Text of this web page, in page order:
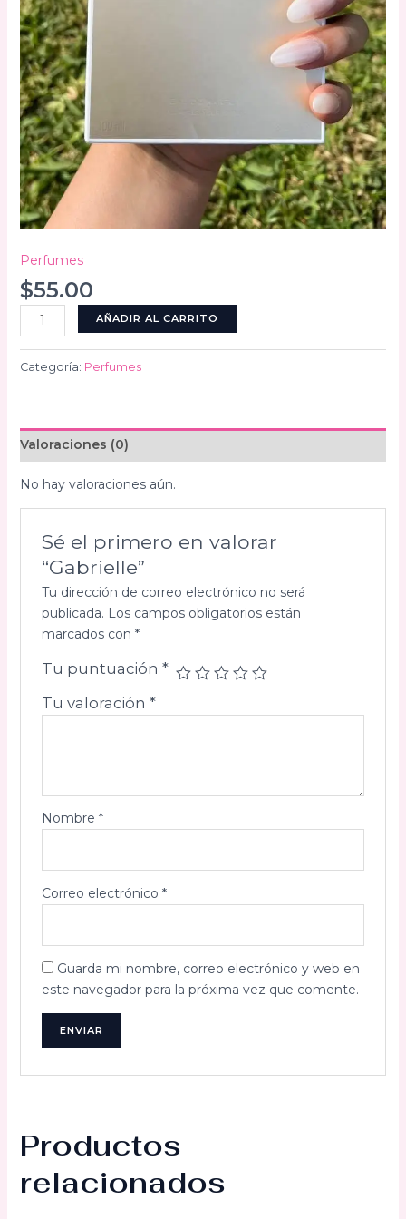
Perfumes
$55.00
Gabrielle
cantidad
AÑADIR AL CARRITO
Categoría: Perfumes
Valoraciones (0)
No hay valoraciones aún.
Sé el primero en valorar
“Gabrielle”
Tu dirección de correo electrónico no será
publicada. Los campos obligatorios están
marcados con *
Tu puntuación *
Tu valoración *
Nombre *
Correo electrónico *
Guarda mi nombre, correo electrónico y web en
este navegador para la próxima vez que comente.
Productos
relacionados